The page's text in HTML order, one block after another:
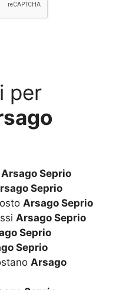
per
Arsago Seprio
Seprio
Arsago Seprio
Arsago Seprio
Seprio
Seprio
Arsago